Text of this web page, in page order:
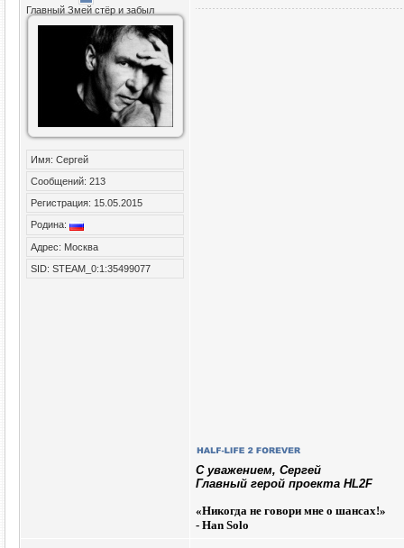
Главный Змей стёр и забыл
Имя: Сергей
Сообщений: 213
Регистрация: 15.05.2015
Родина:
Адрес: Москва
SID: STEAM_0:1:35499077
C уважением, Сергей
Главный герой проекта HL2F
«Никогда не говори мне о шансах!»
- Han Solo